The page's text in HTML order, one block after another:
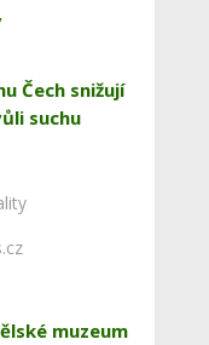
Čech snižují
suchu
muzeum